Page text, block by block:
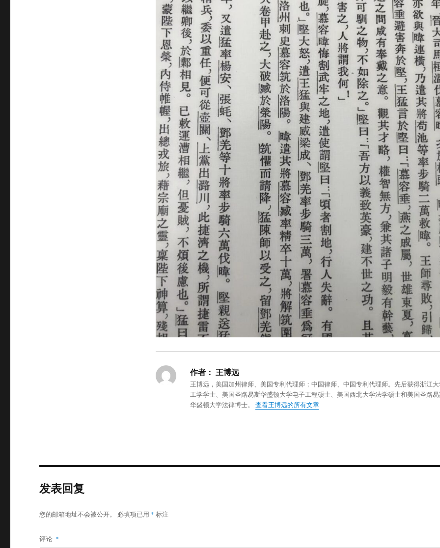
作者： 王博远
王博远，美国加州律师、美国专利代理师；中国律师、中国专利代理师。先后获得浙江
工学学士、美国圣路易斯华盛顿大学电子工程硕士、美国西北大学法学硕士和美国圣路
华盛顿大学法律博士。 查看王博远的所有文章
发表回复
您的邮箱地址不会被公开。 必填项已用 * 标注
评论 *